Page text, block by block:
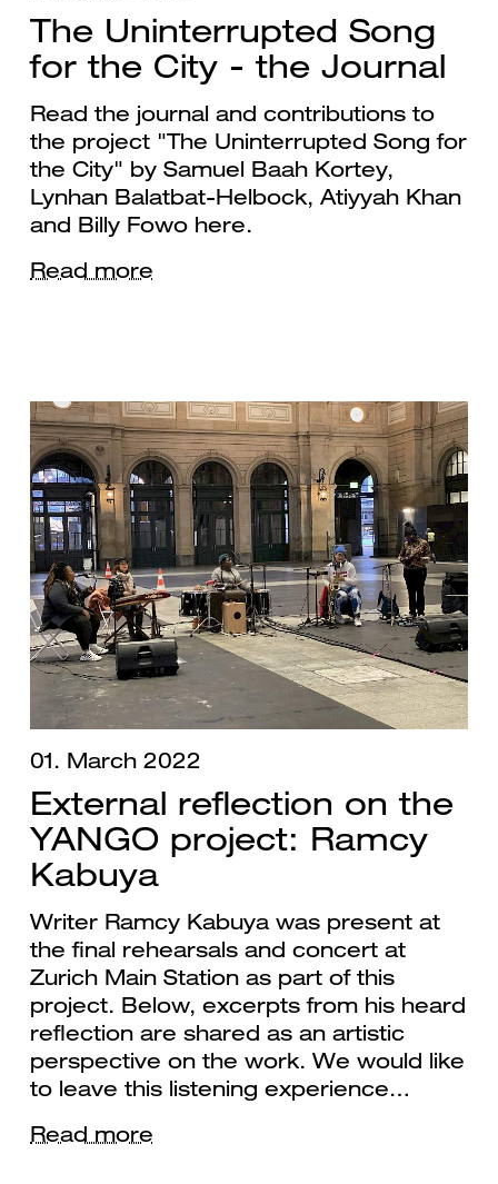
The Uninterrupted Song
for the City - the Journal
Read the journal and contributions to
the project "The Uninterrupted Song for
the City" by Samuel Baah Kortey,
Lynhan Balatbat-Helbock, Atiyyah Khan
and Billy Fowo here.
Read more
01. March 2022
External reflection on the
YANGO project: Ramcy
Kabuya
Writer Ramcy Kabuya was present at
the final rehearsals and concert at
Zurich Main Station as part of this
project. Below, excerpts from his heard
reflection are shared as an artistic
perspective on the work. We would like
to leave this listening experience…
Read more